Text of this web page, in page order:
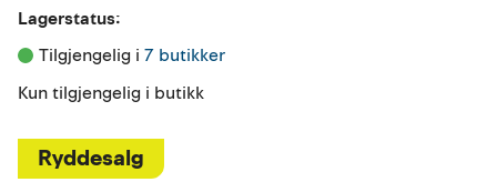
Lagerstatus:
Tilgjengelig i 7 butikker
Kun tilgjengelig i butikk
Ryddesalg